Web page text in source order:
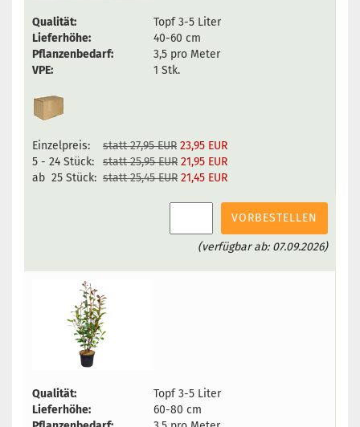
Qualität:
Topf 3-5 Liter
Lieferhöhe:
40-60 cm
Pflanzenbedarf:
3,5 pro Meter
VPE:
1 Stk.
Einzelpreis: statt 27,95 EUR 23,95 EUR
5 - 24 Stück:
statt 25,95 EUR 21,95 EUR
ab 25 Stück: statt 25,45 EUR 21,45 EUR
VORBESTELLEN
(verfügbar ab: 07.09.2026)
Qualität:
Topf 3-5 Liter
Lieferhöhe:
60-80 cm